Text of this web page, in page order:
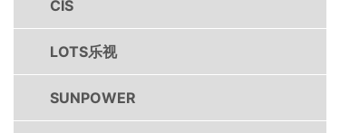
CIS
LOTS乐视
SUNPOWER